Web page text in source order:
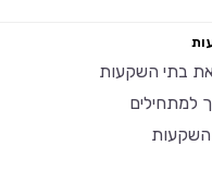
בתי השקעות
למתחילים
השקעות